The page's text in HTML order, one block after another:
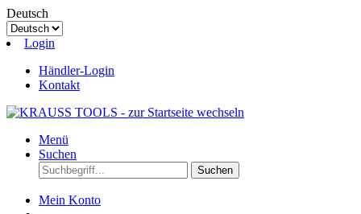
Deutsch
Login
Händler-Login
Kontakt
Menü
Suchen
Suchen
Mein Konto